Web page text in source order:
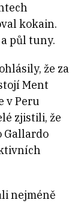
kokain.
půl tuny.
že za
Ment
v Peru
zjistili, že
Gallardo
nejméně